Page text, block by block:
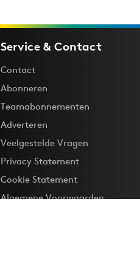
Service & Contact
Contact
Abonneren
Teamabonnementen
Adverteren
Veelgestelde Vragen
Privacy Statement
Cookie Statement
Algemene Voorwaarden